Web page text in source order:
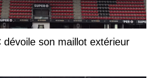
dévoile son maillot extérieur